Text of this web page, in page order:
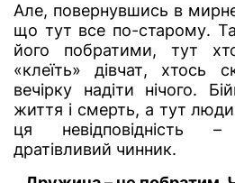
Але, повернувшись в
що тут все по-старому.
його побратими, тут
«клеїть» дівчат, хтось
вечірку надіти нічого.
життя і смерть, а тут
ця невідповідність
дратівливий чинник.